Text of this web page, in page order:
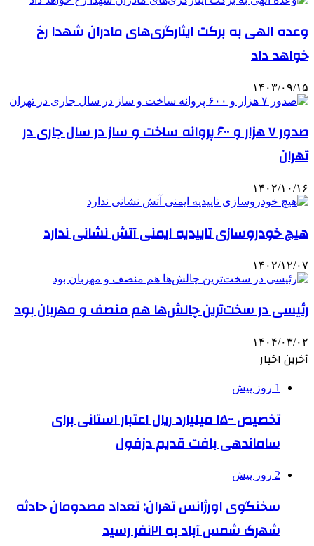
وعده الهی به برکت ایثارگری‌های مادران شهدا رخ
خواهد داد
۱۴۰۳/۰۹/۱۵
صدور ۷ هزار و ۶۰۰ پروانه ساخت و ساز در سال جاری در
تهران
۱۴۰۲/۱۰/۱۶
هیچ خودروسازی تاییدیه ایمنی آتش نشانی ندارد
۱۴۰۲/۱۲/۰۷
رئیسی در سخت‌ترین چالش‌ها هم منصف و مهربان بود
۱۴۰۴/۰۳/۰۲
آخرین اخبار
1 روز پیش
تخصیص ۱۵۰۰ میلیارد ریال اعتبار استانی برای
ساماندهی بافت قدیم دزفول
2 روز پیش
سخنگوی اورژانس تهران: تعداد مصدومان حادثه
شهرک شمس آباد به ۲۱نفر رسید